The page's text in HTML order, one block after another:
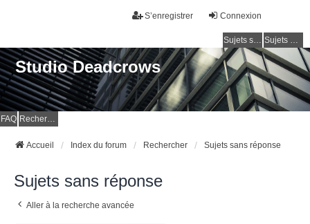
Connexion
S’enregistrer
Sujets sans réponse Sujets actifs
Studio Deadcrows
FAQ Rechercher
Accueil Index du forum Rechercher Sujets sans réponse
Sujets sans réponse
Aller à la recherche avancée